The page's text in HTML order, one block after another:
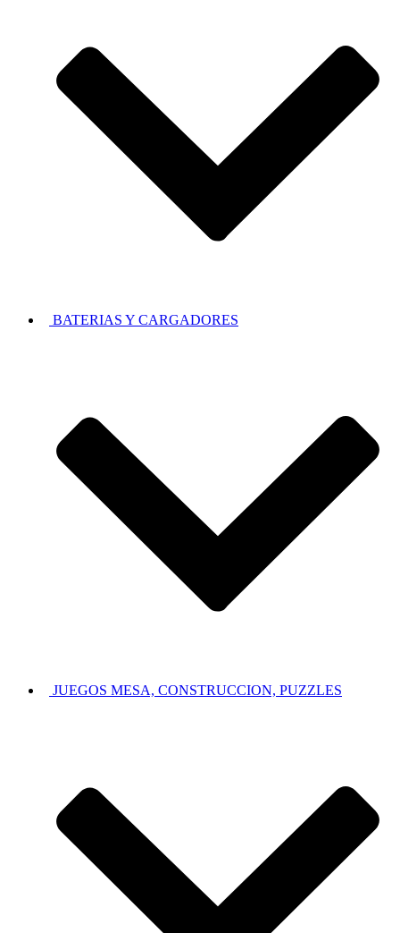
BATERIAS Y CARGADORES
JUEGOS MESA, CONSTRUCCION, PUZZLES